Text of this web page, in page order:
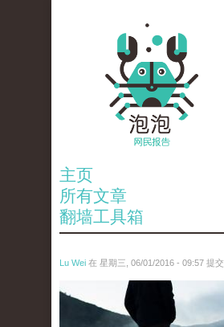
主页
所有文章
翻墙工具箱
Lu Wei 在 星期三, 06/01/2016 - 09:57 提交
wen_tou_tu_2.jpg